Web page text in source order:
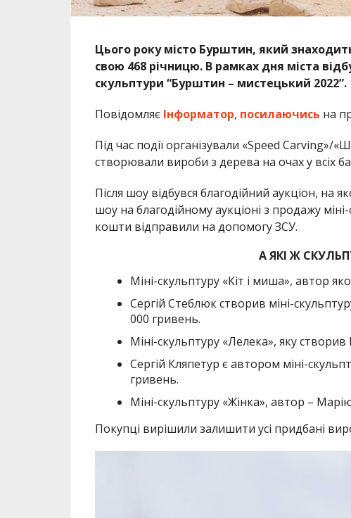
Цього року місто Бурштин, який
свою 468 річницю. В рамках дня міста
скульптури “Бурштин – мистецький 2022”.
Повідомляє Інформатор, посилаючись на
Під час події організували «Speed
створювали вироби з дерева на очах у всіх
Після шоу відбувся благодійний аукціон, на
шоу на благодійному аукціоні з продажу
кошти відправили на допомогу ЗСУ.
А ЯКІ Ж
Міні-скульптуру «Кіт і миша», автор
Сергій Стеблюк створив міні-
000 гривень.
Міні-скульптуру «Лелека», яку
Сергій Кляпетур є автором міні-
гривень.
Міні-скульптуру «Жінка», автор –
Покупці вирішили залишити усі придбані